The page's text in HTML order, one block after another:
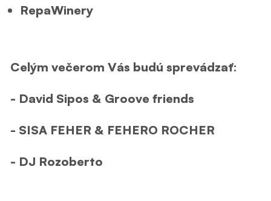
RepaWinery
Celým večerom Vás budú sprevádzať:
- David Sipos & Groove friends
- SISA FEHER & FEHERO ROCHER
- DJ Rozoberto